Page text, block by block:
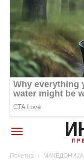
Почетна МАКЕДОНИЈА